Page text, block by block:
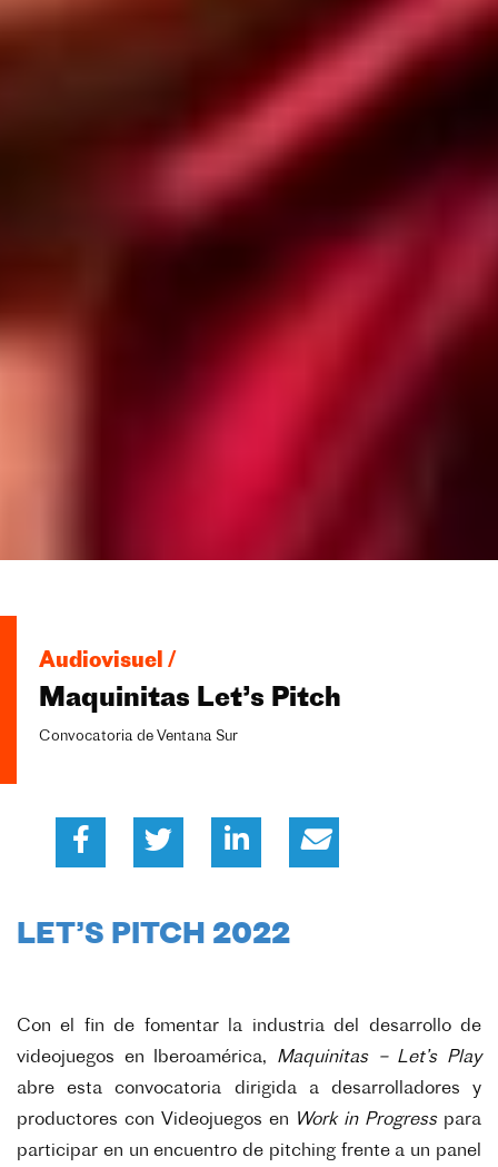
Audiovisuel /
Maquinitas Let’s Pitch
Convocatoria de Ventana Sur
LET’S PITCH 2022
Con el fin de fomentar la industria del desarrollo de
videojuegos en Iberoamérica, Maquinitas – Let’s Play
abre esta convocatoria dirigida a desarrolladores y
productores con Videojuegos en Work in Progresspara
participar en un encuentro de pitching frente a un panel